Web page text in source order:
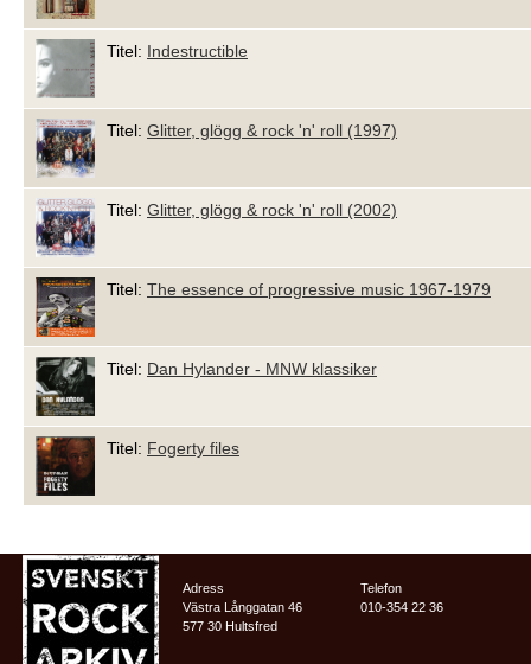
Titel: Indestructible
Titel: Glitter, glögg & rock 'n' roll (1997)
Titel: Glitter, glögg & rock 'n' roll (2002)
Titel: The essence of progressive music 1967-1979
Titel: Dan Hylander - MNW klassiker
Titel: Fogerty files
Adress
Västra Långgatan 46
577 30 Hultsfred
Telefon
010-354 22 36